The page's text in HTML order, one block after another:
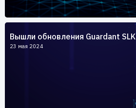
Вышли обновления Guardant
23 мая 2024